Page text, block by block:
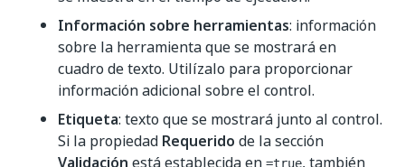
Información sobre herramientas: información
sobre la herramienta que se mostrará en
cuadro de texto. Utilízalo para proporcionar
información adicional sobre el control.
Etiqueta: texto que se mostrará junto al control.
Si la propiedad Requerido de la sección
Validación está establecida en =true, también